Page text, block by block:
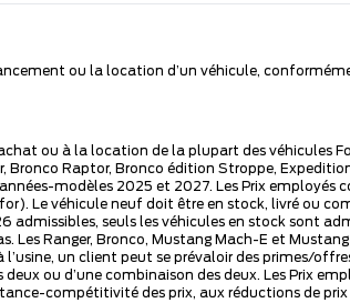
ou la location d’un véhicule,
ou à la location de la plupart des véhicules
Raptor, Bronco édition Stroppe,
modèles 2025 et 2027. Les Prix employés
Le véhicule neuf doit être en stock, livré ou
seuls les véhicules en stock sont
Les Ranger, Bronco, Mustang Mach-E et
un client peut se prévaloir des primes/
ou d’une combinaison des deux. Les Prix
compétitivité des prix, aux réductions de prix